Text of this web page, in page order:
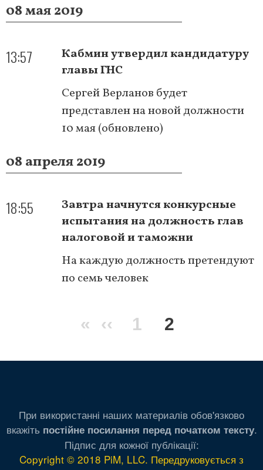
08 мая 2019
13:57
Кабмин утвердил кандидатуру
главы ГНС
Сергей Верланов будет
представлен на новой должности
10 мая (обновлено)
08 апреля 2019
18:55
Завтра начнутся конкурсные
испытания на должность глав
налоговой и таможни
На каждую должность претендуют
по семь человек
Первая
«
Предыдущая
‹‹ Page
1
Текущая
2
При використанні наших материалів обов'язково
вкажіть постійне посилання перед початком тексту.
Підпис для кожної публікації:
Copyright © 2018 PiM, LLC. Передруковується з